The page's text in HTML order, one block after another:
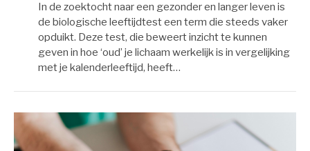
In de zoektocht naar een gezonder en langer leven is
de biologische leeftijdtest een term die steeds vaker
opduikt. Deze test, die beweert inzicht te kunnen
geven in hoe ‘oud’ je lichaam werkelijk is in vergelijking
met je kalenderleeftijd, heeft…